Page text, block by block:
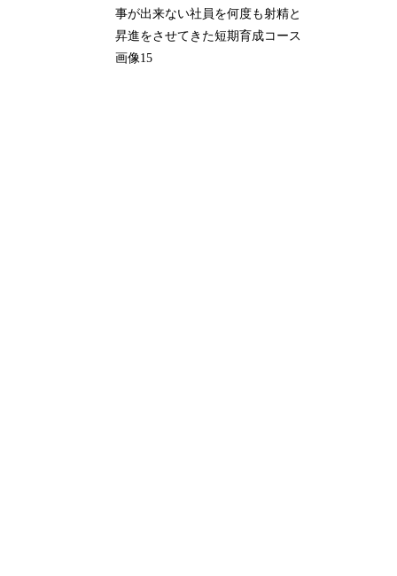
事が出来ない社員を何度も射精と
昇進をさせてきた短期育成コース
画像15